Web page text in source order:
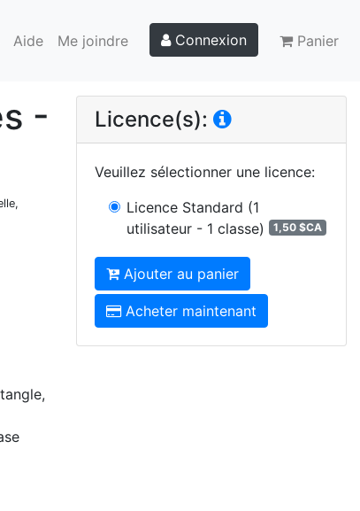
Aide Me joindre Connexion Panier
-
Licence(s):
Veuillez sélectionner une licence:
Licence Standard (1
utilisateur - 1 classe)
1,50 $CA
Ajouter au panier
Acheter maintenant